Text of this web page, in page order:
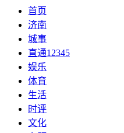
首页
济南
城事
直通12345
娱乐
体育
生活
时评
文化